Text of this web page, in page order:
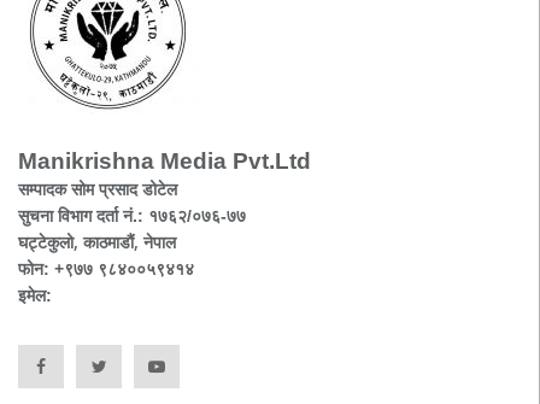
Manikrishna Media Pvt.Ltd
सम्पादक सोम प्रसाद डोटेल
सुचना विभाग दर्ता नं.: १७६२/०७६-७७
घट्टेकुलो, काठमाडौं, नेपाल
फोन: +९७७ ९८४००५९४१४
इमेल: